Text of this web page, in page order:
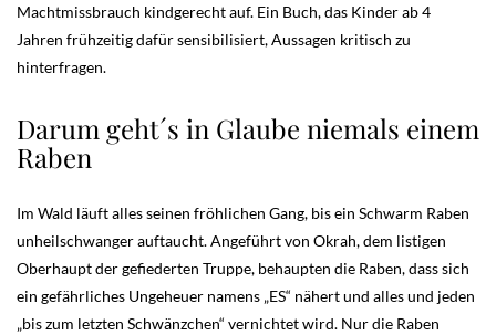
Machtmissbrauch kindgerecht auf. Ein Buch, das Kinder ab 4
Jahren frühzeitig dafür sensibilisiert, Aussagen kritisch zu
hinterfragen.
Darum geht´s in Glaube niemals einem
Raben
Im Wald läuft alles seinen fröhlichen Gang, bis ein Schwarm Raben
unheilschwanger auftaucht. Angeführt von Okrah, dem listigen
Oberhaupt der gefiederten Truppe, behaupten die Raben, dass sich
ein gefährliches Ungeheuer namens „ES“ nähert und alles und jeden
„bis zum letzten Schwänzchen“ vernichtet wird. Nur die Raben